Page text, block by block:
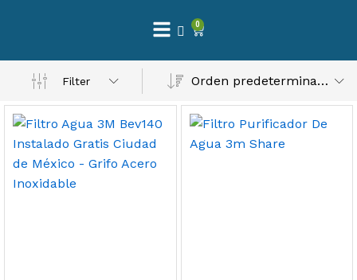
0
Filter Orden predeterminado
– Máxima Calidad En Filtración
3,900.00
al carrito